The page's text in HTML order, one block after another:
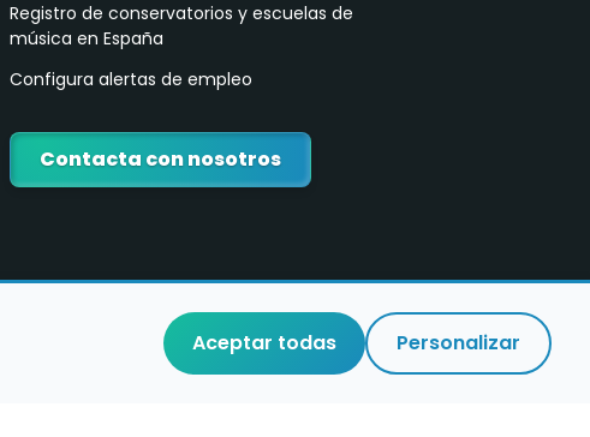
Registro de conservatorios y escuelas de
música en España
Configura alertas de empleo
Contacta con nosotros
Aceptar todas Personalizar